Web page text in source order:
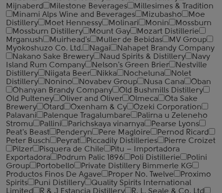
Mijnaberd
Milestone Beverages
Millesimes & Tradition
Minami Alps Wine and Beverages
Mizubasho
Moe
Distillery
Moet Hennessy Molinari Monin
Mossburn
Mossburn Distillery
Mount Gay
Mozart Distillerie
Mrganush
Muirhead's Muller de Bebidas
MV Group
Myokoshuzo Co. Ltd.
Nagai
Nahapet Brandy Company
Nakano Sake Brewery
Naud Spirits & Distillery
Navy
Island Rum Company
Nelson's Green Brier
Nestville
Distillery
Niigata Beer Nikka Nocheluna
Nolet
Distillery
Nonino Novabev Group Nusa Cana
Oban
Ohanyan Brandy Company
Old Bushmills Distillery
Old Pulteney
Oliver and Oliver Olmeca
Ota Sake
Brewery
Otard Oxenham & Cy
Ozeki Corporation
Palavani
Palenque Tragalumbare
Palirna u Zeleneho
Stromu
Pallini Parichskaya vinarnya
Pearse Lyons
Peat's Beast
Penderyn Pere Magloire
Pernod Ricard
Peter Busch
Peyrat Piccadily Distilleries
Pierre Croizet
Pilzer
Pisquera de Chile
Pitu – Importadora
Exportadora
Podrum Palic 1896 Poli Distillerie
Polini
Group
Portobello
Private Distillery Bimmerle KG
Productos Finos De Agave
Proper No. Twelve
Proximo
Spirits
Puni Distillery
Quality Spirits International